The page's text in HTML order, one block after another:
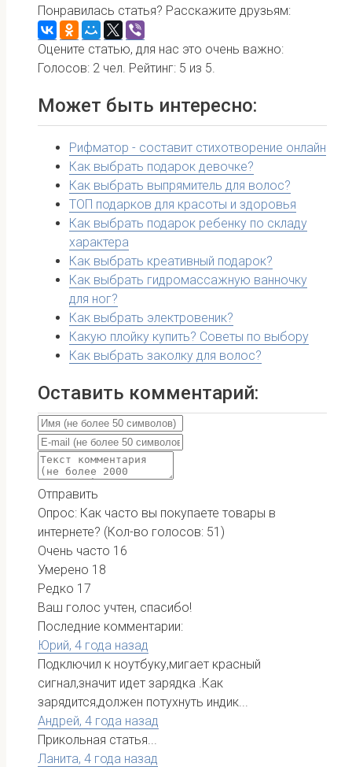
Понравилась статья? Расскажите друзьям:
Оцените статью, для нас это очень важно:
Голосов: 2 чел. Рейтинг: 5 из 5.
Может быть интересно:
Рифматор - составит стихотворение онлайн
Как выбрать подарок девочке?
Как выбрать выпрямитель для волос?
ТОП подарков для красоты и здоровья
Как выбрать подарок ребенку по складу
характера
Как выбрать креативный подарок?
Как выбрать гидромассажную ванночку
для ног?
Как выбрать электровеник?
Какую плойку купить? Советы по выбору
Как выбрать заколку для волос?
Оставить комментарий:
Отправить
Опрос: Как часто вы покупаете товары в
интернете? (Кол-во голосов: 51)
Очень часто 16
Умерено 18
Редко 17
Ваш голос учтен, спасибо!
Последние комментарии:
Юрий, 4 года назад
Подключил к ноутбуку,мигает красный
сигнал,значит идет зарядка .Как
зарядится,должен потухнуть индик...
Андрей, 4 года назад
Прикольная статья...
Ланита, 4 года назад